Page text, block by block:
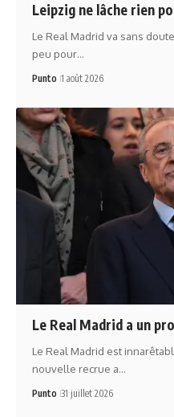
Leipzig ne lâche rien
Le Real Madrid va sans
peu pour…
Punto 1 août 2026
Le Real Madrid a un
Le Real Madrid est
nouvelle recrue a…
Punto 31 juillet 2026